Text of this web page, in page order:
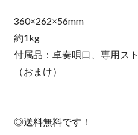
360×262×56mm
約1kg
付属品：卓奏唄口、専用ス
（おまけ）
◎送料無料です！